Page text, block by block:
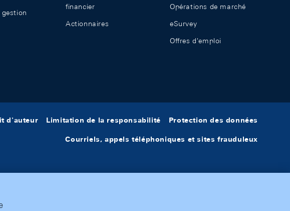
financier
Actionnaires
Opérations de marché
eSurvey
Offres d'emploi
d'auteur Limitation de la responsabilité Protection des données
Courriels, appels téléphoniques et sites frauduleux